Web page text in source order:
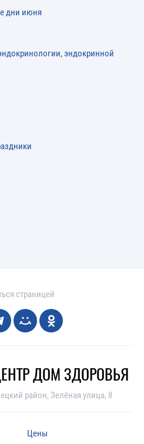
дни июня
эндокринной
страницей
ДОМ ЗДОРОВЬЯ
район, Зелёная улица, 8
Цены